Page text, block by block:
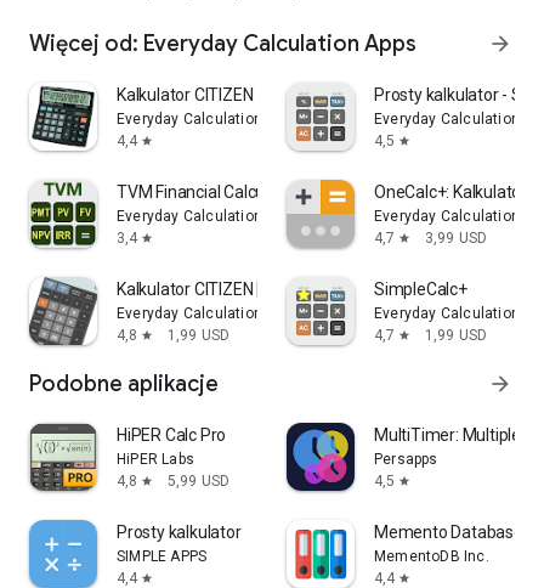
Więcej od: Everyday Calculation Apps arrow_forward
Kalkulator CITIZEN
Everyday Calculation Apps
4,4 star
Prosty kalkulator -
Everyday Calculation
4,5 star
TVM Financial Calculator
Everyday Calculation Apps
3,4 star
OneCalc+: Kalkulator
Everyday Calculation
4,7 star 3,99 USD
Kalkulator CITIZEN [Pro]
Everyday Calculation Apps
4,8 star 1,99 USD
SimpleCalc+
Everyday Calculation
4,7 star 1,99 USD
Podobne aplikacje arrow_forward
HiPER Calc Pro
HiPER Labs
4,8 star 5,99 USD
MultiTimer: Multiple
Persapps
4,5 star
Prosty kalkulator
SIMPLE APPS
4,4 star
Memento Database
MementoDB Inc.
4,4 star